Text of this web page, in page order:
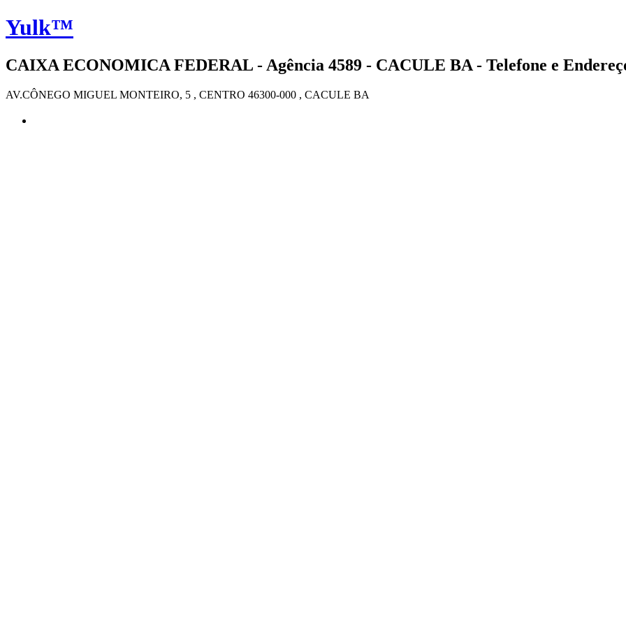
Yulk™
CAIXA ECONOMICA FEDERAL - Agência 4589 - CACULE BA - Telefone e
AV.CÔNEGO MIGUEL MONTEIRO, 5 , CENTRO 46300-000 , CACULE BA